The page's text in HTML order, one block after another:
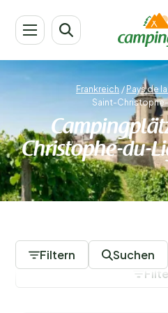
Frankreich/Pays de
Saint-
Christophe-du-
Filtern Suchen